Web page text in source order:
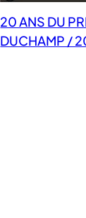
20 ANS DU
DUCHAMP /